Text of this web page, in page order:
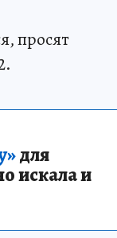
просят
для
искала и